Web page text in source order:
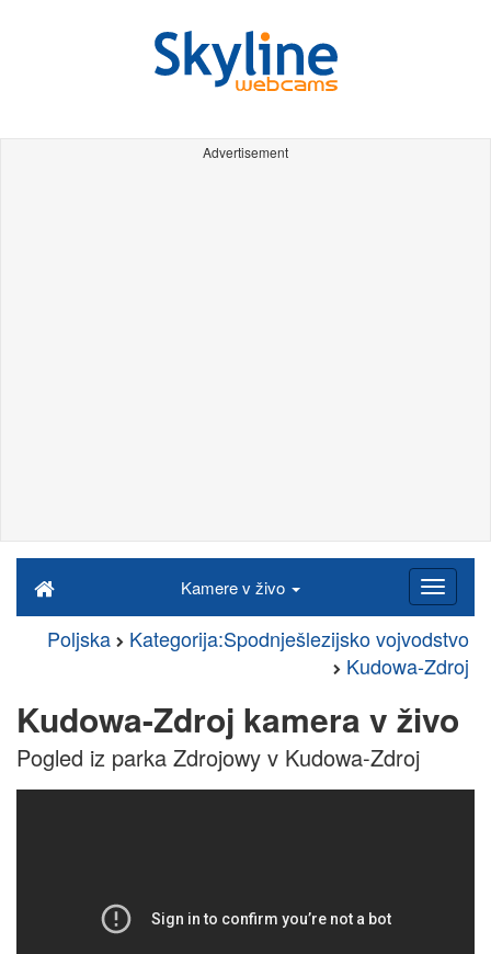
Advertisement
Kamere v živo
Poljska
Kategorija:Spodnješlezijsko vojvodstvo
Kudowa-Zdroj
Kudowa-Zdroj kamera v živo
Pogled iz parka Zdrojowy v Kudowa-Zdroj